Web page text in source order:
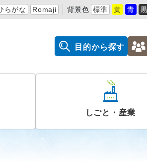
らがな Romaji 背景色 標準 黄 青 黒
目的から探す
しごと・産業